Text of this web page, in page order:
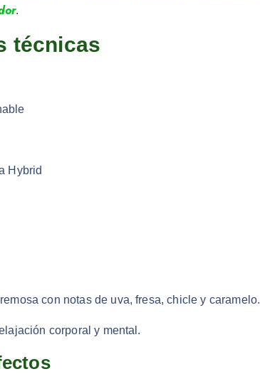
.
técnicas
Hybrid
con notas de uva, fresa, chicle y caramelo.
corporal y mental.